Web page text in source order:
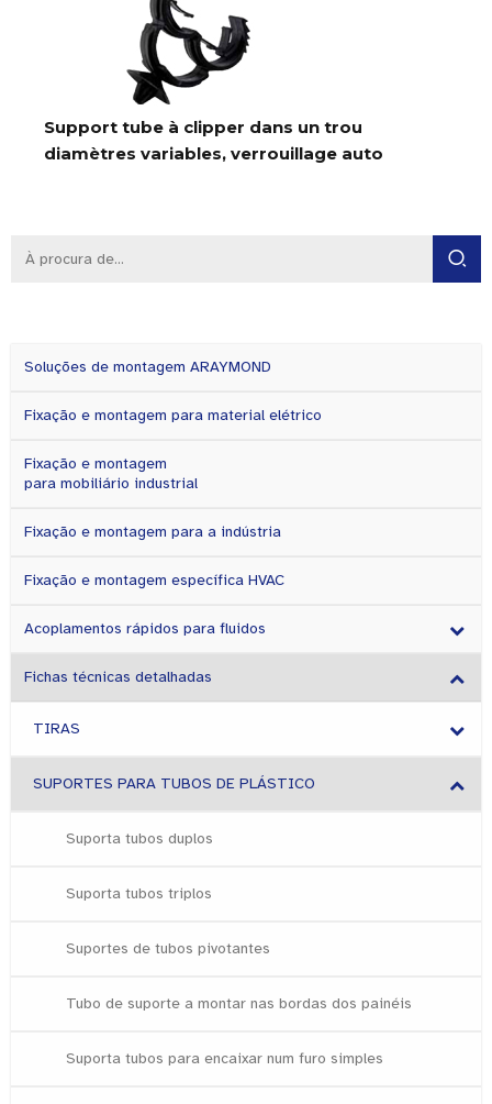
Support tube à clipper dans un trou
diamètres variables, verrouillage auto
Soluções de montagem ARAYMOND
Fixação e montagem para material elétrico
Fixação e montagem
para mobiliário industrial
Fixação e montagem para a indústria
Fixação e montagem específica HVAC
Acoplamentos rápidos para fluidos
Fichas técnicas detalhadas
TIRAS
SUPORTES PARA TUBOS DE PLÁSTICO
Suporta tubos duplos
Suporta tubos triplos
Suportes de tubos pivotantes
Tubo de suporte a montar nas bordas dos painéis
Suporta tubos para encaixar num furo simples